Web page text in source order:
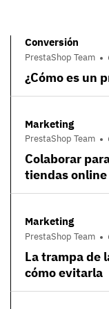
Conversión
PrestaShop Team
¿Cómo es un
Marketing
PrestaShop Team
Colaborar
tiendas
Marketing
PrestaShop Team
La trampa de
cómo evitarla